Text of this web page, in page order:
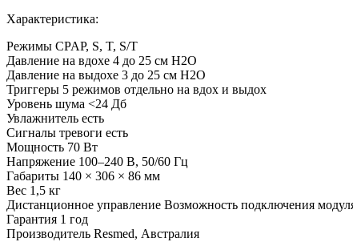
Характеристика:
Режимы CPAP, S, T, S/T
Давление на вдохе 4 до 25 см H2O
Давление на выдохе 3 до 25 см H2O
Триггеры 5 режимов отдельно на вдох и выдох
Уровень шума <24 Дб
Увлажнитель есть
Сигналы тревоги есть
Мощность 70 Вт
Напряжение 100–240 В, 50/60 Гц
Габариты 140 × 306 × 86 мм
Вес 1,5 кг
Дистанционное управление Возможность подключения
Гарантия 1 год
Производитель Resmed, Австралия